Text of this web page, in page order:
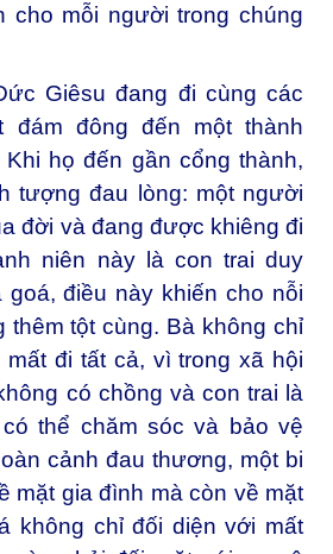
cho mỗi người trong chúng
Giêsu đang đi cùng các
đám đông đến một thành
Khi họ đến gần cổng thành,
tượng đau lòng: một người
đời và đang được khiêng đi
niên này là con trai duy
goá, điều này khiến cho nỗi
thêm tột cùng. Bà không chỉ
mất đi tất cả, vì trong xã hội
có chồng và con trai là
thể chăm sóc và bảo vệ
cảnh đau thương, một bi
mặt gia đình mà còn về mặt
không chỉ đối diện với mất